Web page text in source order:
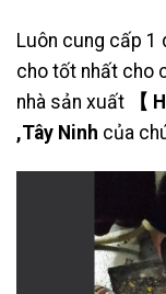
Luôn cung cấp 1
cho tốt nhất cho
nhà sản xuất
【
,Tây Ninh của